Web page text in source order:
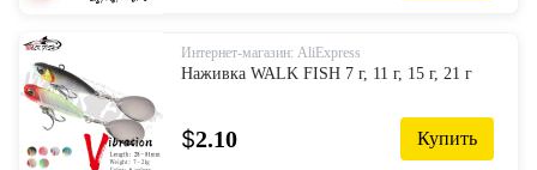
Интернет-магазин: AliExpress
Наживка WALK FISH 7 г, 11 г, 15 г, 21 г
$2.10 Купить